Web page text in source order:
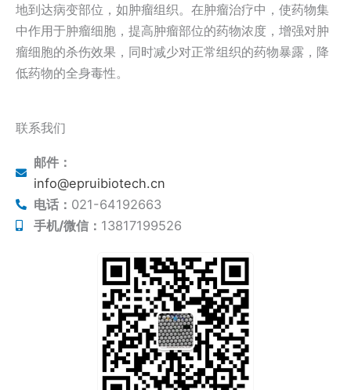
地到达病变部位，如肿瘤组织。在肿瘤治疗中，使药物集
中作用于肿瘤细胞，提高肿瘤部位的药物浓度，增强对肿
瘤细胞的杀伤效果，同时减少对正常组织的药物暴露，降
低药物的全身毒性。
联系我们
邮件：
info@epruibiotech.cn
电话： 021-64192663
手机/微信： 13817199526